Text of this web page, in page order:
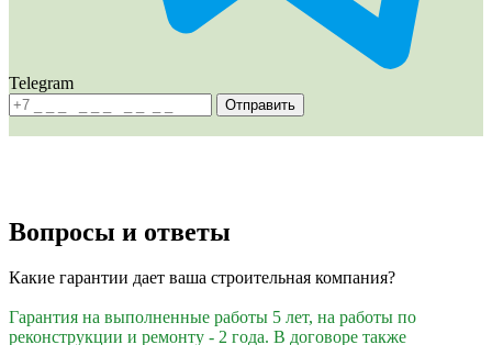
Telegram
Отправить
Вопросы и ответы
Какие гарантии дает ваша строительная компания?
Гарантия на выполненные работы 5 лет, на работы по
реконструкции и ремонту - 2 года. В договоре также